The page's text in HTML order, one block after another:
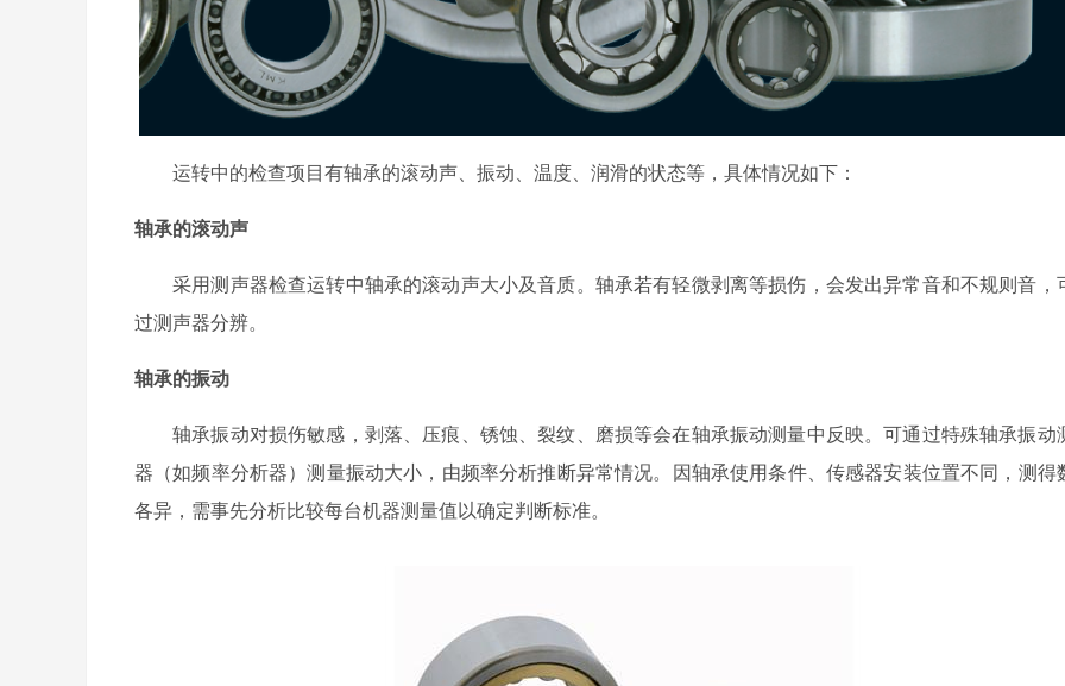
运转中的检查项目有轴承的滚动声、振动、温度、润滑的状态等，具体情况如下：
轴承的滚动声
采用测声器检查运转中轴承的滚动声大小及音质。轴承若有轻微剥离等损伤，会发出异常音和不规则音，
过测声器分辨。
轴承的振动
轴承振动对损伤敏感，剥落、压痕、锈蚀、裂纹、磨损等会在轴承振动测量中反映。可通过特殊轴承振动
器（如频率分析器）测量振动大小，由频率分析推断异常情况。因轴承使用条件、传感器安装位置不同，测得
各异，需事先分析比较每台机器测量值以确定判断标准。